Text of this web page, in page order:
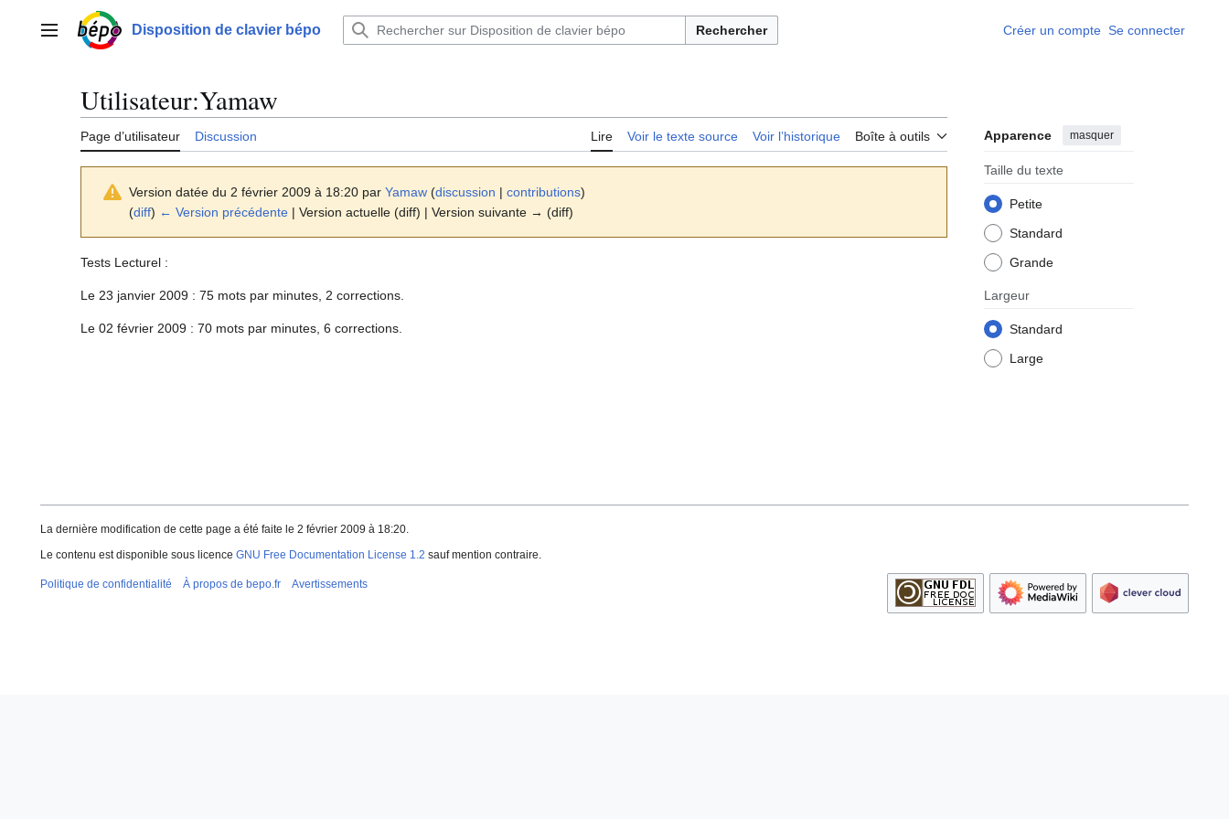
contenuMenu principalDisposition de clavier bépo Rechercher Créer un compte Se connecter
Utilisateur:Yamaw
Page d’utilisateur Discussion Lire Voir le texte source Voir l’historique Boîte à outils Apparence masquer
Taille du texte
Petite
Standard
Grande
Largeur
Standard
Large
Version datée du 2 février 2009 à 18:20 par Yamaw (discussion | contributions)
(diff) ← Version précédente | Version actuelle (diff) | Version suivante → (diff)
Tests Lecturel :
Le 23 janvier 2009 : 75 mots par minutes, 2 corrections.
Le 02 février 2009 : 70 mots par minutes, 6 corrections.
La dernière modification de cette page a été faite le 2 février 2009 à 18:20.
Le contenu est disponible sous licence GNU Free Documentation License 1.2 sauf mention contraire.
Politique de confidentialité À propos de bepo.fr Avertissements